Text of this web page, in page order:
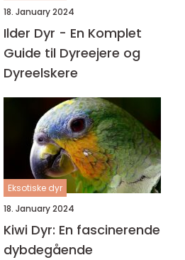
18. January 2024
Ilder Dyr - En Komplet
Guide til Dyreejere og
Dyreelskere
Eksotiske dyr
18. January 2024
Kiwi Dyr: En fascinerende
dybdegående